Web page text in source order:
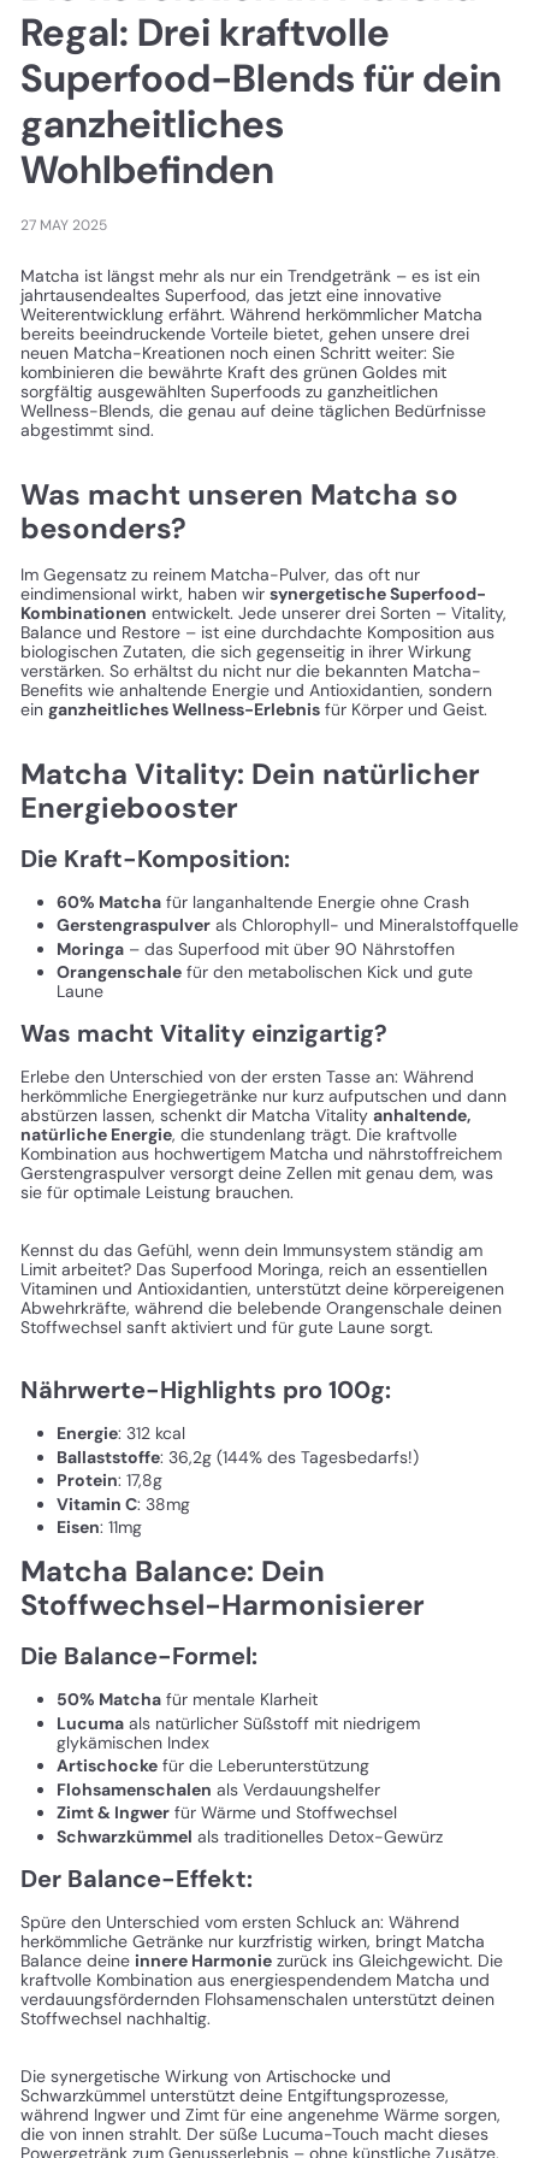
Regal: Drei kraftvolle
Superfood-Blends für dein
ganzheitliches
Wohlbefinden
27 MAY 2025
Matcha ist längst mehr als nur ein Trendgetränk – es ist ein
jahrtausendealtes Superfood, das jetzt eine innovative
Weiterentwicklung erfährt. Während herkömmlicher Matcha
bereits beeindruckende Vorteile bietet, gehen unsere drei
neuen Matcha-Kreationen noch einen Schritt weiter: Sie
kombinieren die bewährte Kraft des grünen Goldes mit
sorgfältig ausgewählten Superfoods zu ganzheitlichen
Wellness-Blends, die genau auf deine täglichen Bedürfnisse
abgestimmt sind.
Was macht unseren Matcha so
besonders?
Im Gegensatz zu reinem Matcha-Pulver, das oft nur
eindimensional wirkt, haben wir synergetische Superfood-
Kombinationen entwickelt. Jede unserer drei Sorten – Vitality,
Balance und Restore – ist eine durchdachte Komposition aus
biologischen Zutaten, die sich gegenseitig in ihrer Wirkung
verstärken. So erhältst du nicht nur die bekannten Matcha-
Benefits wie anhaltende Energie und Antioxidantien, sondern
ein ganzheitliches Wellness-Erlebnis für Körper und Geist.
Matcha Vitality: Dein natürlicher
Energiebooster
Die Kraft-Komposition:
60% Matcha für langanhaltende Energie ohne Crash
Gerstengraspulver als Chlorophyll- und Mineralstoffquelle
Moringa – das Superfood mit über 90 Nährstoffen
Orangenschale für den metabolischen Kick und gute
Laune
Was macht Vitality einzigartig?
Erlebe den Unterschied von der ersten Tasse an: Während
herkömmliche Energiegetränke nur kurz aufputschen und dann
abstürzen lassen, schenkt dir Matcha Vitality anhaltende,
natürliche Energie, die stundenlang trägt. Die kraftvolle
Kombination aus hochwertigem Matcha und nährstoffreichem
Gerstengraspulver versorgt deine Zellen mit genau dem, was
sie für optimale Leistung brauchen.
Kennst du das Gefühl, wenn dein Immunsystem ständig am
Limit arbeitet? Das Superfood Moringa, reich an essentiellen
Vitaminen und Antioxidantien, unterstützt deine körpereigenen
Abwehrkräfte, während die belebende Orangenschale deinen
Stoffwechsel sanft aktiviert und für gute Laune sorgt.
Nährwerte-Highlights pro 100g:
Energie: 312 kcal
Ballaststoffe: 36,2g (144% des Tagesbedarfs!)
Protein: 17,8g
Vitamin C: 38mg
Eisen: 11mg
Matcha Balance: Dein
Stoffwechsel-Harmonisierer
Die Balance-Formel:
50% Matcha für mentale Klarheit
Lucuma als natürlicher Süßstoff mit niedrigem
glykämischen Index
Artischocke für die Leberunterstützung
Flohsamenschalen als Verdauungshelfer
Zimt & Ingwer für Wärme und Stoffwechsel
Schwarzkümmel als traditionelles Detox-Gewürz
Der Balance-Effekt:
Spüre den Unterschied vom ersten Schluck an: Während
herkömmliche Getränke nur kurzfristig wirken, bringt Matcha
Balance deine innere Harmonie zurück ins Gleichgewicht. Die
kraftvolle Kombination aus energiespendendem Matcha und
verdauungsfördernden Flohsamenschalen unterstützt deinen
Stoffwechsel nachhaltig.
Die synergetische Wirkung von Artischocke und
Schwarzkümmel unterstützt deine Entgiftungsprozesse,
während Ingwer und Zimt für eine angenehme Wärme sorgen,
die von innen strahlt. Der süße Lucuma-Touch macht dieses
Powergetränk zum Genusserlebnis – ohne künstliche Zusätze,